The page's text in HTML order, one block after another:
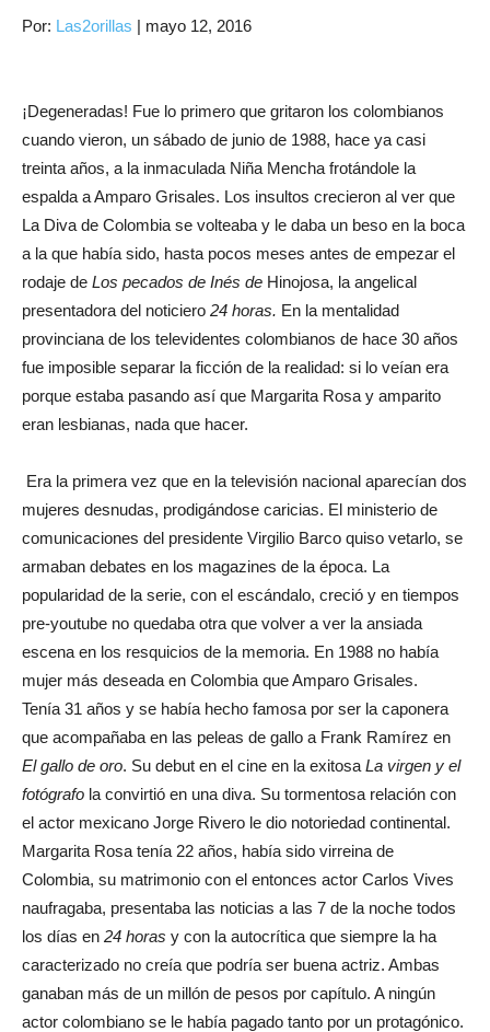
Por: Las2orillas | mayo 12, 2016
¡Degeneradas! Fue lo primero que gritaron los colombianos
cuando vieron, un sábado de junio de 1988, hace ya casi
treinta años, a la inmaculada Niña Mencha frotándole la
espalda a Amparo Grisales. Los insultos crecieron al ver que
La Diva de Colombia se volteaba y le daba un beso en la boca
a la que había sido, hasta pocos meses antes de empezar el
rodaje de Los pecados de Inés de Hinojosa, la angelical
presentadora del noticiero 24 horas. En la mentalidad
provinciana de los televidentes colombianos de hace 30 años
fue imposible separar la ficción de la realidad: si lo veían era
porque estaba pasando así que Margarita Rosa y amparito
eran lesbianas, nada que hacer.
Era la primera vez que en la televisión nacional aparecían dos
mujeres desnudas, prodigándose caricias. El ministerio de
comunicaciones del presidente Virgilio Barco quiso vetarlo, se
armaban debates en los magazines de la época. La
popularidad de la serie, con el escándalo, creció y en tiempos
pre-youtube no quedaba otra que volver a ver la ansiada
escena en los resquicios de la memoria. En 1988 no había
mujer más deseada en Colombia que Amparo Grisales.
Tenía 31 años y se había hecho famosa por ser la caponera
que acompañaba en las peleas de gallo a Frank Ramírez en
El gallo de oro. Su debut en el cine en la exitosa La virgen y el
fotógrafo la convirtió en una diva. Su tormentosa relación con
el actor mexicano Jorge Rivero le dio notoriedad continental.
Margarita Rosa tenía 22 años, había sido virreina de
Colombia, su matrimonio con el entonces actor Carlos Vives
naufragaba, presentaba las noticias a las 7 de la noche todos
los días en 24 horas y con la autocrítica que siempre la ha
caracterizado no creía que podría ser buena actriz. Ambas
ganaban más de un millón de pesos por capítulo. A ningún
actor colombiano se le había pagado tanto por un protagónico.